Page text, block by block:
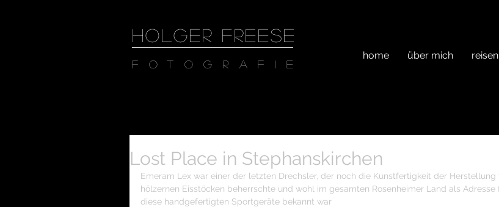
HOLGER FREESE
Fotografie
home über mich reisen
Lost Place in Stephanskirchen
Emeram Lex war einer der letzten Drechsler, der noch die Kunstfertigkeit der Herstellung
hölzernen Eisstöcken beherrschte und wohl im gesamten Rosenheimer Land als Adresse
diese handgefertigten Sportgeräte bekannt war